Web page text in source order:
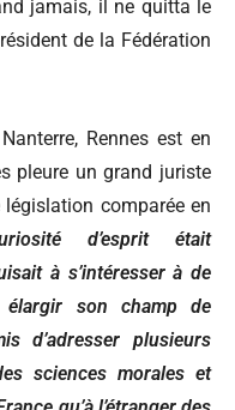
jamais, il ne quitta le
de la Fédération
Rennes est en
pleure un grand juriste
comparée en
d’esprit était
à s’intéresser à de
son champ de
d’adresser plusieurs
sciences morales et